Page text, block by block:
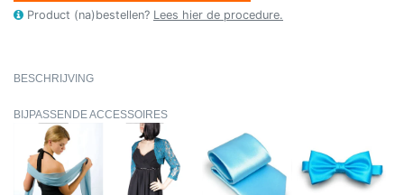
Product (na)bestellen? Lees hier de procedure.
BESCHRIJVING
BIJPASSENDE ACCESSOIRES